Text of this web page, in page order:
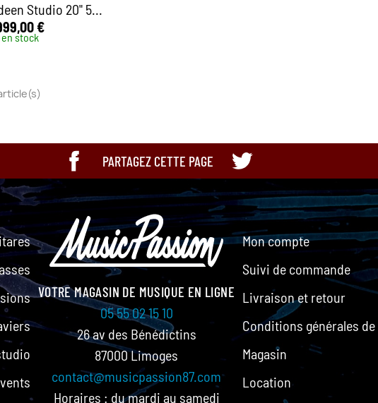
Studio 20" 5...
€
en stock
PARTAGEZ CETTE PAGE
VOTRE MAGASIN DE MUSIQUE EN LIGNE
05 55 02 15 10
26 av des Bénédictins
87000 Limoges
contact@musicpassion87.com
Horaires : du mardi au samedi
Mon compte
Suivi de commande
Livraison et retour
Conditions générales
Magasin
Location